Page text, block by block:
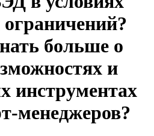
больше о
и
инструментах
менеджеров?